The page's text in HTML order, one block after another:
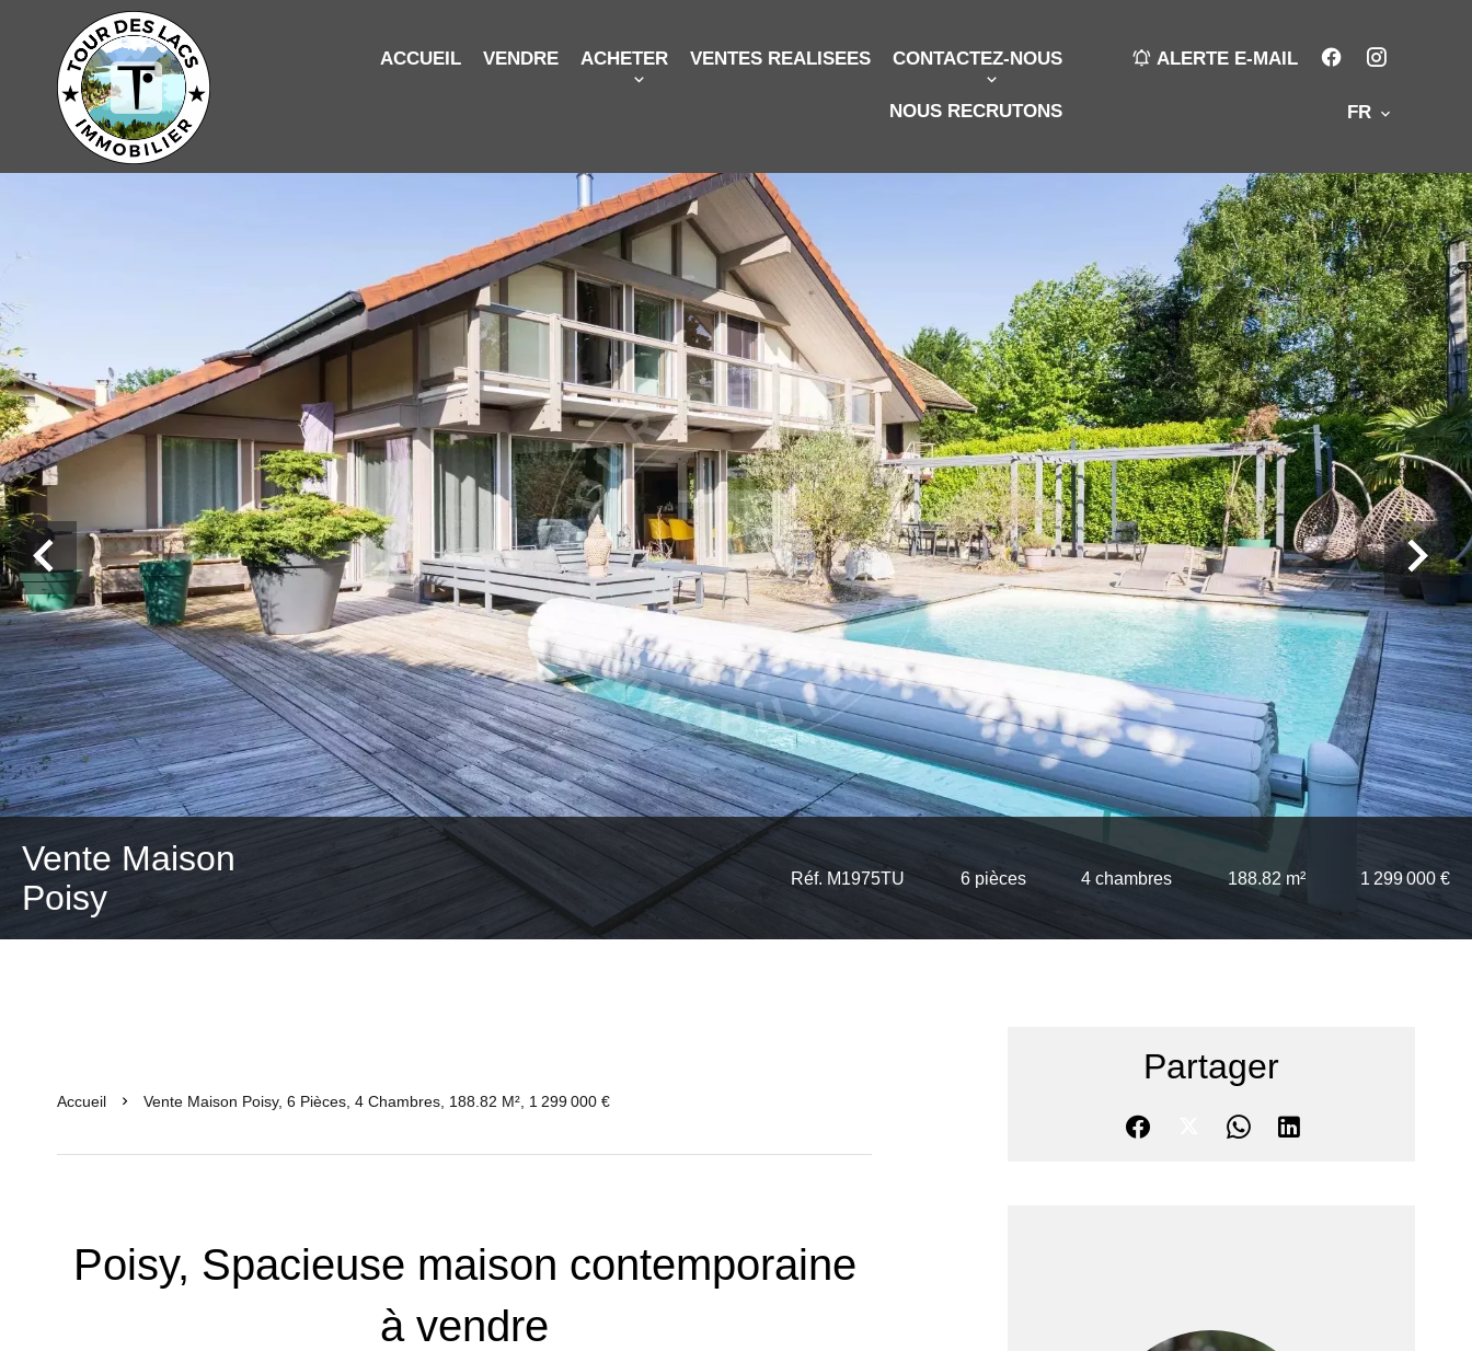
ALERTE E-MAIL
FR
ACCUEIL VENDRE ACHETER VENTES REALISEES CONTACTEZ-NOUS
NOUS RECRUTONS
Vente Maison
Poisy
Réf. M1975TU 6 pièces 4 chambres 188.82 m² 1 299 000 €
Accueil Vente Maison Poisy, 6 Pièces, 4 Chambres, 188.82 M², 1 299 000 €
Poisy, Spacieuse maison contemporaine
à vendre
Partager